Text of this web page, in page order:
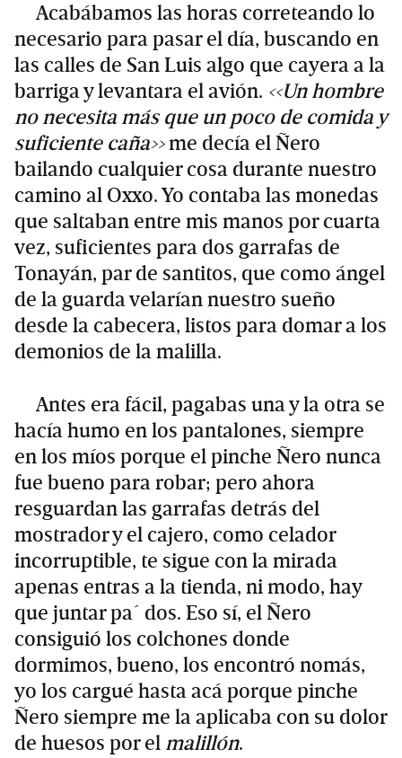
Acabábamos las horas correteando lo
necesario para pasar el día, buscando en
las calles de San Luis algo que cayera a la
barriga y levantara el avión. <<Un hombre
no necesita más que un poco de comida y
suficiente caña>>me decía el Ñero
bailando cualquier cosa durante nuestro
camino al Oxxo. Yo contaba las monedas
que saltaban entre mis manos por cuarta
vez, suficientes para dos garrafas de
Tonayán, par de santitos, que como ángel
de la guarda velarían nuestro sueño
desde la cabecera, listos para domar a los
demonios de la malilla.
Antes era fácil, pagabas una y la otra se
hacía humo en los pantalones, siempre
en los míos porque el pinche Ñero nunca
fue bueno para robar; pero ahora
resguardan las garrafas detrás del
mostrador y el cajero, como celador
incorruptible, te sigue con la mirada
apenas entras a la tienda, ni modo, hay
que juntar pa´ dos. Eso sí, el Ñero
consiguió los colchones donde
dormimos, bueno, los encontró nomás,
yo los cargué hasta acá porque pinche
Ñero siempre me la aplicaba con su dolor
de huesos por elmalillón.